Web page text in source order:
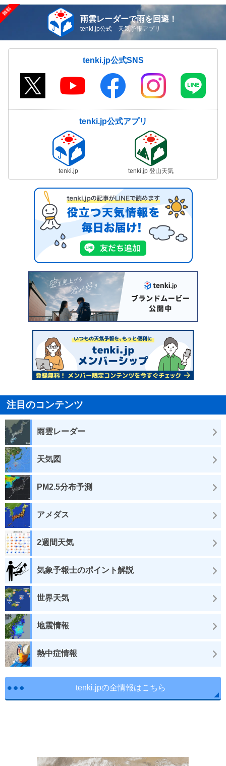
雨雲レーダーで雨を回避！
tenki.jp公式 天気予報アプリ
tenki.jp公式SNS
tenki.jp公式アプリ
tenki.jp tenki.jp 登山天気
注目のコンテンツ
雨雲レーダー
天気図
PM2.5分布予測
アメダス
2週間天気
気象予報士のポイント解説
世界天気
地震情報
熱中症情報
tenki.jpの全情報はこちら